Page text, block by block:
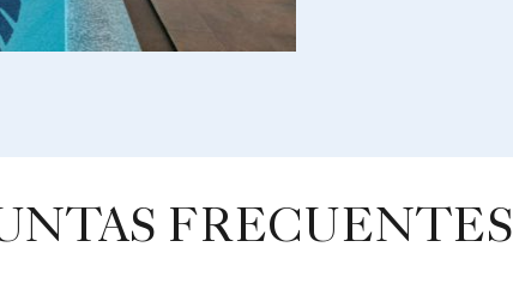
FRECUENTES